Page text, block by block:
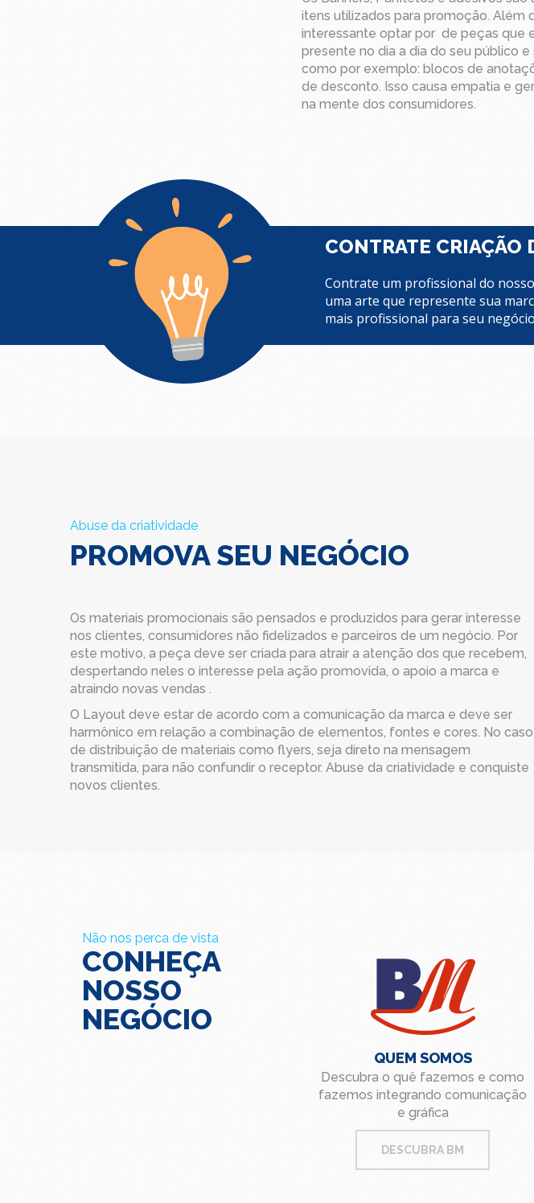
itens utilizados para promoção. Além
interessante optar por de peças que
presente no dia a dia do seu público e
como por exemplo: blocos de
de desconto. Isso causa empatia e
na mente dos consumidores.
CONTRATE CRIAÇÃO
Contrate um profissional do
uma arte que represente sua
mais profissional para seu
Abuse da criatividade
PROMOVA SEU NEGÓCIO
Os materiais promocionais são pensados e produzidos para gerar interesse
nos clientes, consumidores não fidelizados e parceiros de um negócio. Por
este motivo, a peça deve ser criada para atrair a atenção dos que recebem,
despertando neles o interesse pela ação promovida, o apoio a marca e
atraindo novas vendas .
O Layout deve estar de acordo com a comunicação da marca e deve ser
harmônico em relação a combinação de elementos, fontes e cores. No caso
de distribuição de materiais como flyers, seja direto na mensagem
transmitida, para não confundir o receptor. Abuse da criatividade e conquiste
novos clientes.
Não nos perca de vista
CONHEÇA
NOSSO
NEGÓCIO
QUEM SOMOS
Descubra o quê fazemos e como
fazemos integrando comunicação
e gráfica
DESCUBRA BM